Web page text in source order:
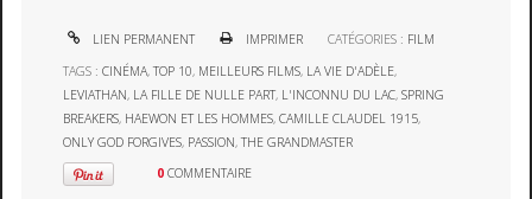
LIEN PERMANENT IMPRIMER CATÉGORIES : FILM
TAGS :CINÉMA,TOP 10, MEILLEURS FILMS, LA VIE D'ADÈLE,
LEVIATHAN, LA FILLE DE NULLE PART, L'INCONNU DU LAC,SPRING
BREAKERS, HAEWON ET LES HOMMES,CAMILLE CLAUDEL 1915,
ONLY GOD FORGIVES, PASSION,THE GRANDMASTER
0 COMMENTAIRE